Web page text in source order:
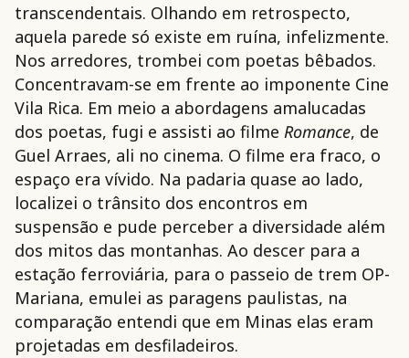
transcendentais. Olhando em retrospecto,
aquela parede só existe em ruína, infelizmente.
Nos arredores, trombei com poetas bêbados.
Concentravam-se em frente ao imponente Cine
Vila Rica. Em meio a abordagens amalucadas
dos poetas, fugi e assisti ao filme Romance, de
Guel Arraes, ali no cinema. O filme era fraco, o
espaço era vívido. Na padaria quase ao lado,
localizei o trânsito dos encontros em
suspensão e pude perceber a diversidade além
dos mitos das montanhas. Ao descer para a
estação ferroviária, para o passeio de trem OP-
Mariana, emulei as paragens paulistas, na
comparação entendi que em Minas elas eram
projetadas em desfiladeiros.